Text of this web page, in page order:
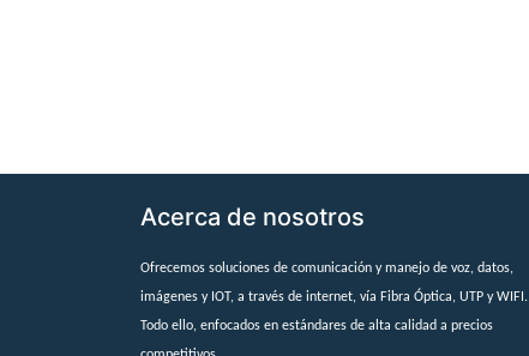
Acerca de nosotros
Ofrecemos soluciones de comunicación y manejo de voz, datos,
imágenes y IOT, a través de internet, vía Fibra Óptica, UTP y WIFI.
Todo ello, enfocados en estándares de alta calidad a precios